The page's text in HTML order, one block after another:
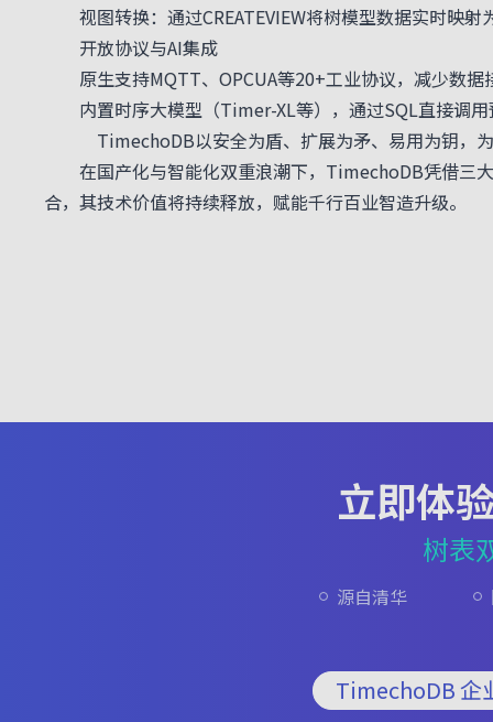
视图转换：通过CREATEVIEW将树模型数据实时映射
开放协议与AI集成
原生支持MQTT、OPCUA等20+工业协议，减少数据
内置时序大模型（Timer-XL等），通过SQL直接调用
TimechoDB以安全为盾、扩展为矛、易用为钥，为
在国产化与智能化双重浪潮下，TimechoDB凭借三大
合，其技术价值将持续释放，赋能千行百业智造升级。
立即体
树表
源自清华
TimechoDB 企